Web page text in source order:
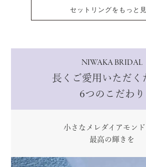
セットリングをもっと
NIWAKA BRIDAL
長くご愛用いただく
6つのこだわり
小さなメレダイアモンド
最高の輝きを